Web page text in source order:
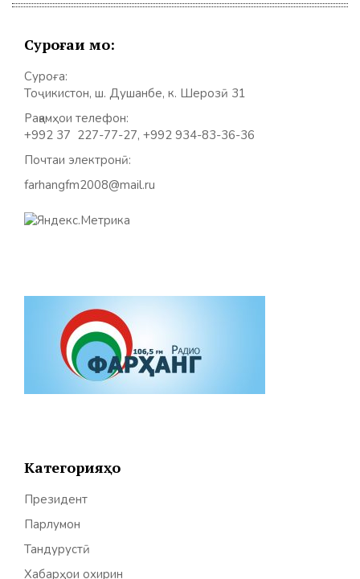
Суроғаи мо:
Суроға:
Тоҷикистон, ш. Душанбе, к. Шерозӣ 31
Рақамҳои телефон:
+992 37 227-77-27, +992 934-83-36-36
Почтаи электронӣ:
farhangfm2008@mail.ru
Категорияҳо
Президент
Парлумон
Тандурустӣ
Хабарҳои охирин